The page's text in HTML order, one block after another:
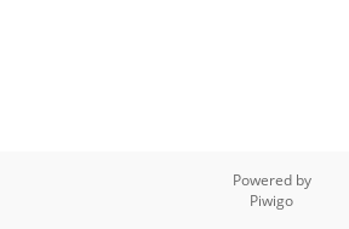
Powered by
Piwigo